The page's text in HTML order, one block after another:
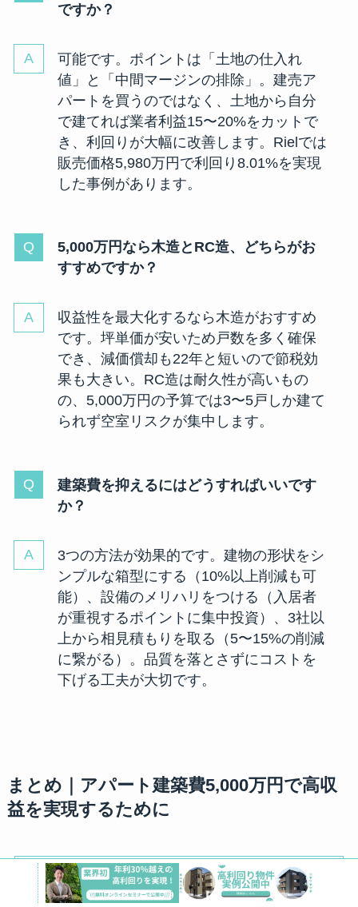
ですか？
可能です。ポイントは「土地の仕入れ
値」と「中間マージンの排除」。建売ア
パートを買うのではなく、土地から自分
で建てれば業者利益15〜20%をカットで
き、利回りが大幅に改善します。Rielでは
販売価格5,980万円で利回り8.01%を実現
した事例があります。
5,000万円なら木造とRC造、どちらがお
すすめですか？
収益性を最大化するなら木造がおすすめ
です。坪単価が安いため戸数を多く確保
でき、減価償却も22年と短いので節税効
果も大きい。RC造は耐久性が高いもの
の、5,000万円の予算では3〜5戸しか建て
られず空室リスクが集中します。
建築費を抑えるにはどうすればいいです
か？
3つの方法が効果的です。建物の形状をシ
ンプルな箱型にする（10%以上削減も可
能）、設備のメリハリをつける（入居者
が重視するポイントに集中投資）、3社以
上から相見積もりを取る（5〜15%の削減
に繋がる）。品質を落とさずにコストを
下げる工夫が大切です。
まとめ｜アパート建築費5,000万円で高収
益を実現するために
この記事のポイント